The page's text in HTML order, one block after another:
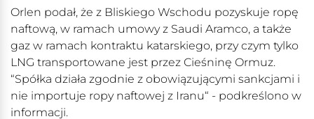
Orlen podał, że z Bliskiego Wschodu pozyskuje ropę
naftową, w ramach umowy z Saudi Aramco, a także
gaz w ramach kontraktu katarskiego, przy czym tylko
LNG transportowane jest przez Cieśninę Ormuz.
“Spółka działa zgodnie z obowiązującymi sankcjami i
nie importuje ropy naftowej z Iranu“ - podkreślono w
informacji.